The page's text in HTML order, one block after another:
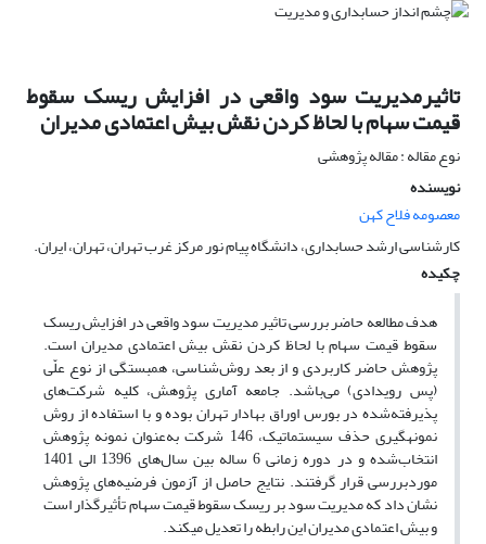
تاثیرمدیریت سود واقعی در افزایش ریسک سقوط
قیمت سهام با لحاظ کردن نقش بیش اعتمادی مدیران
نوع مقاله : مقاله پژوهشی
نویسنده
معصومه فلاح کهن
کارشناسی ارشد حسابداری، دانشگاه پیام نور مرکز غرب تهران، تهران، ایران.
چکیده
هدف مطالعه حاضر بررسی تاثیر مدیریت سود واقعی در افزایش ریسک
سقوط قیمت سهام با لحاظ کردن نقش بیش اعتمادی مدیران است.
پژوهش حاضر کاربردی و از بعد روش‌شناسی، همبستگی از نوع علّی
(پس رویدادی) می‌باشد. جامعه آماری پژوهش، کلیه شرکت‌های
پذیرفته‌شده در بورس اوراق بهادار تهران بوده و با استفاده از روش
نمونهگیری حذف سیستماتیک، 146 شرکت به‌عنوان نمونه پژوهش
انتخاب‌شده و در دوره‌ زمانی 6 ساله بین سال‌های 1396 الی 1401
موردبررسی قرار گرفتند. نتایج حاصل از آزمون فرضیه‌های پژوهش
نشان داد که مدیریت سود بر ریسک سقوط قیمت سهام تأثیرگذار است
و بیش اعتمادی مدیران این رابطه را تعدیل میکند.